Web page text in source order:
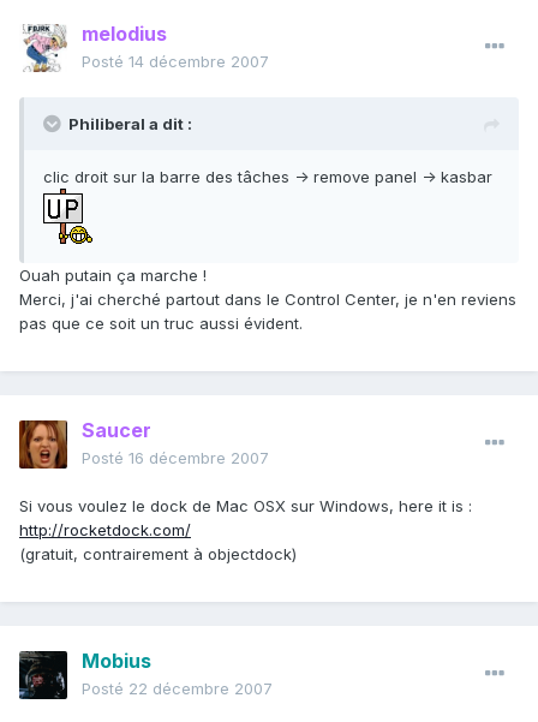
melodius
Posté 14 décembre 2007
Philiberal a dit :
clic droit sur la barre des tâches -> remove panel -> kasbar
Ouah putain ça marche !
Merci, j'ai cherché partout dans le Control Center, je n'en reviens
pas que ce soit un truc aussi évident.
Saucer
Posté 16 décembre 2007
Si vous voulez le dock de Mac OSX sur Windows, here it is :
http://rocketdock.com/
(gratuit, contrairement à objectdock)
Mobius
Posté 22 décembre 2007